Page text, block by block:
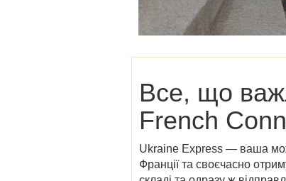
Все, що
French
Ukraine Express — ваша
Франціїта своєчасно